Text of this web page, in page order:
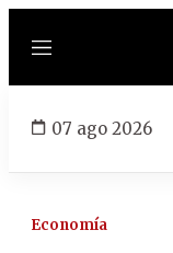
Menú
07 ago 2026
Economía